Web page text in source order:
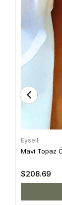
Eysell
Mavi Topaz
$208.69